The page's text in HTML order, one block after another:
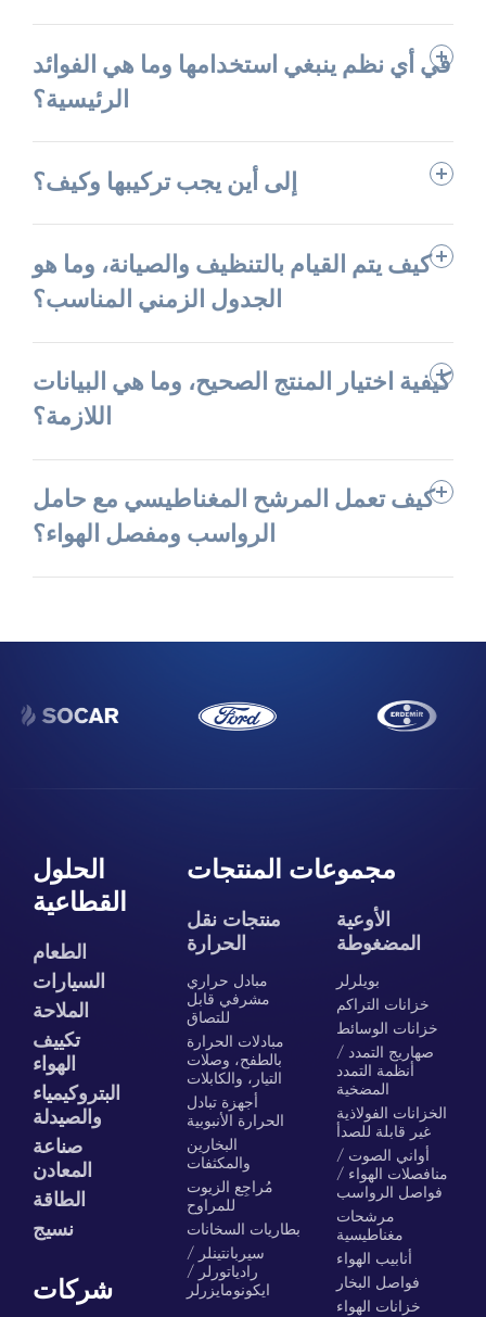
في أي نظم ينبغي استخدامها وما هي الفوائد
الرئيسية؟
إلى أين يجب تركيبها وكيف؟
كيف يتم القيام بالتنظيف والصيانة، وما هو
الجدول الزمني المناسب؟
كيفية اختيار المنتج الصحيح، وما هي البيانات
اللازمة؟
كيف تعمل المرشح المغناطيسي مع حامل
الرواسب ومفصل الهواء؟
الحلول
القطاعية
الطعام
السيارات
الملاحة
تكييف
الهواء
البتروكيمياء
والصيدلة
صناعة
المعادن
الطاقة
نسيج
شركات
مجموعات المنتجات
منتجات نقل
الحرارة
مبادل حراري
مشرفي قابل
للتصاق
مبادلات الحرارة
بالطفح، وصلات
التيار، والكابلات
أجهزة تبادل
الحرارة الأنبوبية
البخارين
والمكثفات
مُراجِع الزيوت
للمراوح
بطاريات السخانات
سيربانتينلر /
رادياتورلر /
ايكونومايزرلر
الأوعية
المضغوطة
بويلرلر
خزانات التراكم
خزانات الوسائط
صهاريج التمدد /
أنظمة التمدد
المضخية
الخزانات الفولاذية
غير قابلة للصدأ
أواني الصوت /
منافصلات الهواء /
فواصل الرواسب
مرشحات
مغناطيسية
أنابيب الهواء
فواصل البخار
خزانات الهواء